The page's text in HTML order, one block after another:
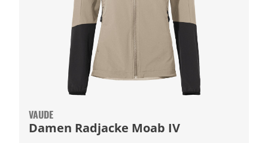
VAUDE
Damen Radjacke Moab IV